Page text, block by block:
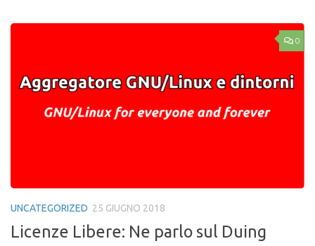
0
UNCATEGORIZED 25 GIUGNO 2018
Licenze Libere: Ne parlo sul Duing